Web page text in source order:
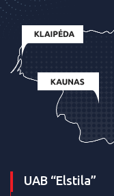
UAB “Elstila”